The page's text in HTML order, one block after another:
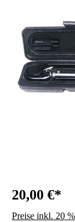
20,00 €*
Preise inkl. 20